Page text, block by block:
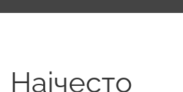
Најчесто